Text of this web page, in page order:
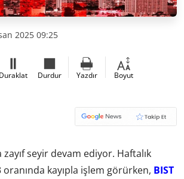
2025 09:25
Duraklat Durdur Yazdır Boyut
zayıf seyir devam ediyor. Haftalık
kayıpla işlem görürken, BIST